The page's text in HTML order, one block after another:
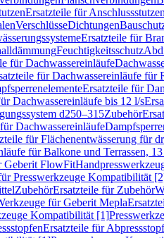
Ersatzteile für Anschlussstutzen
VerschlüsseDichtungen
Ersatzteile für
Feuchtigkeitsschutz
für Dachwassereinläufe
für Dachwassereinläufe für
Ersatzteile für
Dachwassereinläufe bis 12 l/s
d250–315Zubehör
Dachwassereinläufe
für Flächenentwässerung für
für Balkone und Terrassen,
Geberit FlowFit
Presswerkzeuge Kompatibilität
ZubehörErsatzteile für Zubehör
für Geberit Mepla
Kompatibilität [1]
Ersatzteile für